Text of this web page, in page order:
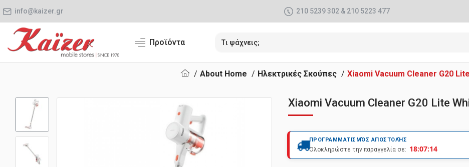
info@kaizer.gr 210 5239 302 & 210 5223 477
Προϊόντα
About Home Ηλεκτρικές Σκούπες Xiaomi Vacuum Cleaner G20
Xiaomi Vacuum Cleaner G20 Lite
ΠΡΟΓΡΑΜΜΑΤΙΣΜΌΣ ΑΠΟΣΤΟΛΉΣ
Ολοκληρώστε την παραγγελία σε: 18:07:13